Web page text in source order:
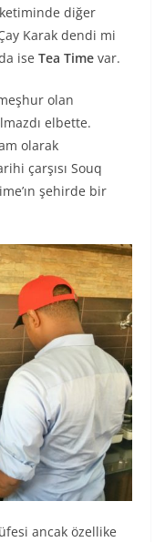
diğer
Karak dendi mi
ise Tea Time var.
olan
elbette.
olarak
çarşısı Souq
şehirde bir
ancak özellike